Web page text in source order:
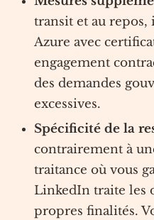
transit et au
Azure avec
engagement
des demandes
excessives.
Spécificité de la
contrairement à
traitance où vous
LinkedIn traite les
propres finalités.